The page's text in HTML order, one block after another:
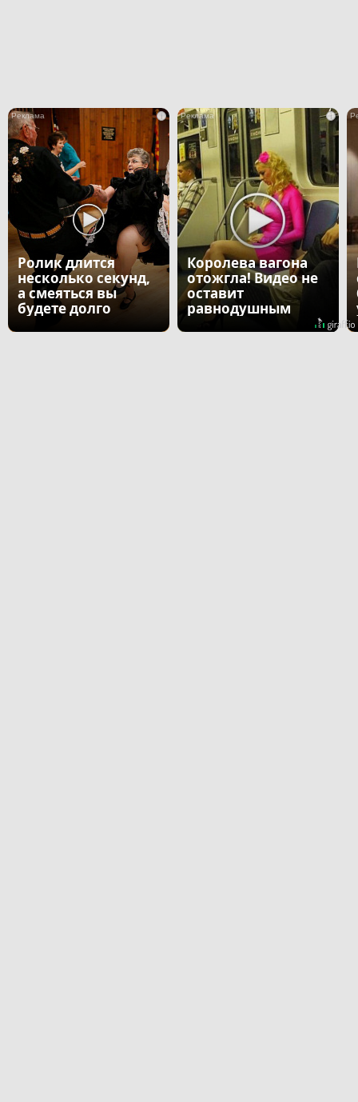
i
Ролик длится
несколько секунд,
а смеяться вы
будете долго
i
Королева вагона
отожгла! Видео не
оставит
равнодушным